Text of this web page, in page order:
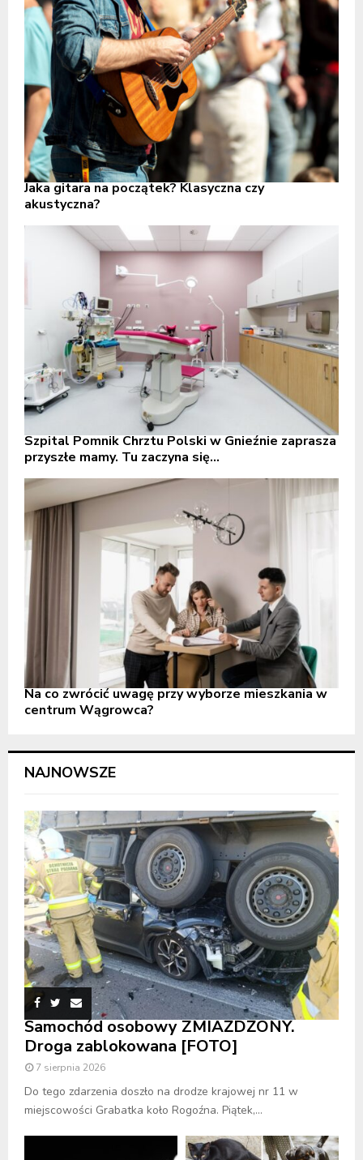
Jaka gitara na początek? Klasyczna czy
akustyczna?
Szpital Pomnik Chrztu Polski w Gnieźnie zaprasza
przyszłe mamy. Tu zaczyna się...
Na co zwrócić uwagę przy wyborze mieszkania w
centrum Wągrowca?
NAJNOWSZE
Samochód osobowy ZMIAŻDŻONY.
Droga zablokowana [FOTO]
7 sierpnia 2026
Do tego zdarzenia doszło na drodze krajowej nr 11 w
miejscowości Grabatka koło Rogoźna. Piątek,...